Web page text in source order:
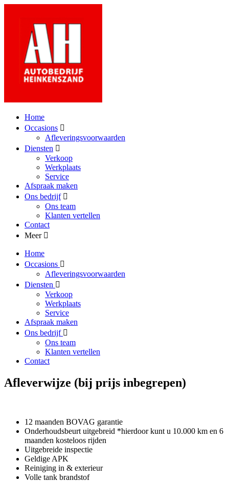
Home
Occasions
Afleveringsvoorwaarden
Diensten
Verkoop
Werkplaats
Service
Afspraak maken
Ons bedrijf
Ons team
Klanten vertellen
Contact
Meer
Home
Occasions
Afleveringsvoorwaarden
Diensten
Verkoop
Werkplaats
Service
Afspraak maken
Ons bedrijf
Ons team
Klanten vertellen
Contact
Afleverwijze (bij prijs inbegrepen)
12 maanden BOVAG garantie
Onderhoudsbeurt uitgebreid *hierdoor kunt u 10.000 km en 6
maanden kosteloos rijden
Uitgebreide inspectie
Geldige APK
Reiniging in & exterieur
Volle tank brandstof